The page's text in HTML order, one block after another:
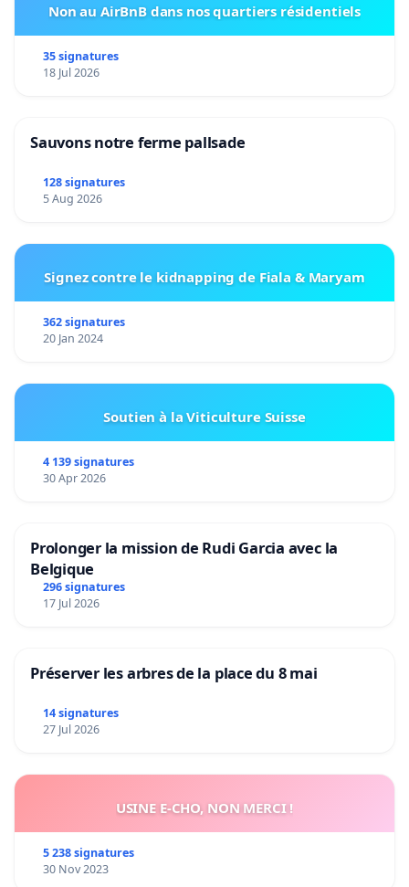
Non au AirBnB dans nos quartiers résidentiels
35 signatures
18 Jul 2026
Sauvons notre ferme pallsade
128 signatures
5 Aug 2026
Signez contre le kidnapping de Fiala & Maryam
362 signatures
20 Jan 2024
Soutien à la Viticulture Suisse
4 139 signatures
30 Apr 2026
Prolonger la mission de Rudi Garcia avec la
Belgique
296 signatures
17 Jul 2026
Préserver les arbres de la place du 8 mai
14 signatures
27 Jul 2026
USINE E-CHO, NON MERCI !
5 238 signatures
30 Nov 2023